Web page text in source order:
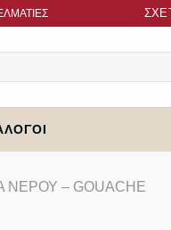
– GOUACHE